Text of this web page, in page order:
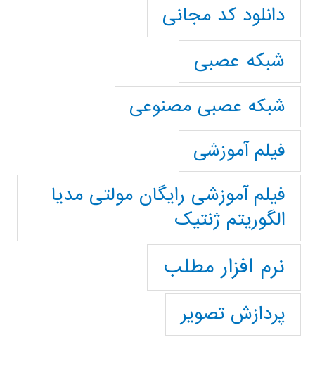
دانلود کد مجانی
شبکه عصبی
شبکه عصبی مصنوعی
فیلم آموزشی
فیلم آموزشی رایگان مولتی مدیا
الگوریتم ژنتیک
نرم افزار مطلب
پردازش تصویر